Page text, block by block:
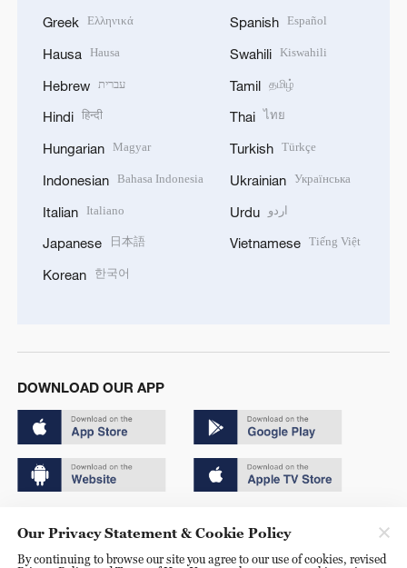
Greek Ελληνικά
Hausa Hausa
Hebrew עברית
Hindi हिन्दी
Hungarian Magyar
Indonesian Bahasa Indonesia
Italian Italiano
Japanese 日本語
Korean 한국어
Spanish Español
Swahili Kiswahili
Tamil தமிழ்
Thai ไทย
Turkish Türkçe
Ukrainian Українська
Urdu اردو
Vietnamese Tiếng Việt
DOWNLOAD OUR APP
京ICP备20000184号
Our Privacy Statement & Cookie Policy
By continuing to browse our site you agree to our use of cookies, revised